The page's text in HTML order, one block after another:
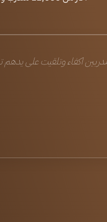
اكفاء وتلقيت على يدهم